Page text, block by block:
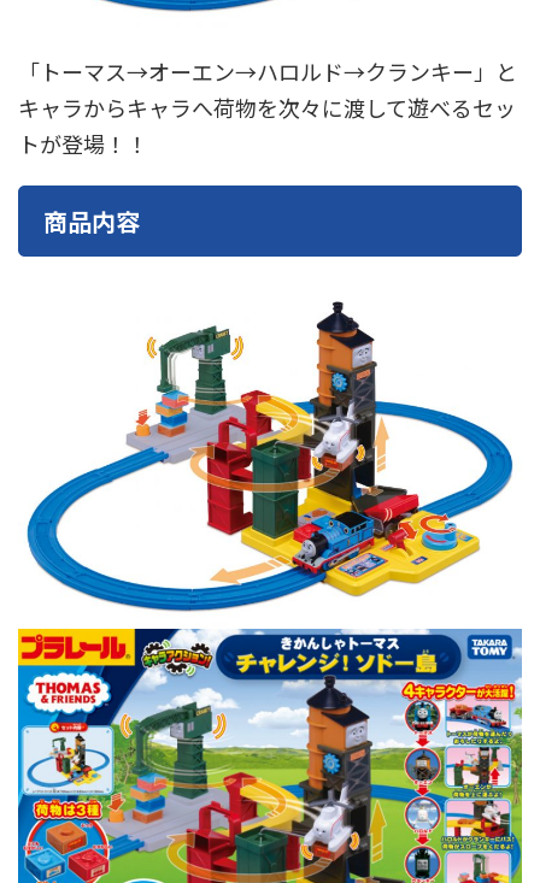
小田急電鉄 新幹線 東京メトロ
東急電鉄 東武鉄道 楽しい列車シリーズ 比叡電車
蒸気機関車 西武鉄道 近鉄
「トーマス→オーエン→ハロルド→クランキー」と
キャラからキャラへ荷物を次々に渡して遊べるセッ
トが登場！！
商品内容